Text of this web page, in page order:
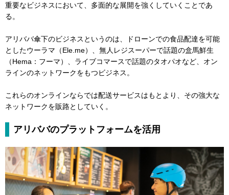
重要なビジネスにおいて、多面的な展開を強くしていくことであ
る。
アリババ傘下のビジネスというのは、ドローンでの食品配達を可能
としたウーラマ（Ele.me）、無人レジスーパーで話題の盒馬鮮生
（Hema：フーマ）、ライブコマースで話題のタオパオなど、オン
ラインのネットワークをもつビジネス。
これらのオンラインならでは配送サービスはもとより、その強大な
ネットワークを販路としていく。
アリババのプラットフォームを活用